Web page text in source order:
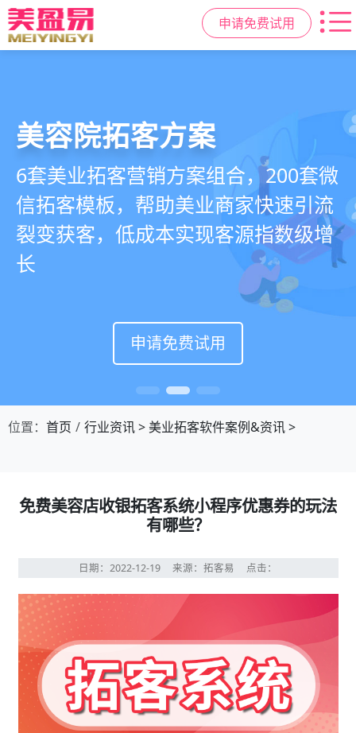
申请免费试用
美业拓客，就用 美盈易
美业全域引流获客+私域运营增长方
案，一站式解决美业门店拓、留、
锁、升难题
申请免费试用
美容院拓客方案
6套美业拓客营销方案组合，200套微
信拓客模板，帮助美业商家快速引流
裂变获客，低成本实现客源指数级增
长
申请免费试用
美业私域运营scrm
从拉新、转化、复购到裂变转介绍面
面俱到，赋能美容顾问销售，实现客
户、业绩
持续增长
申请免费试用
位置： 首页 行业资讯>美业拓客软件案例&资讯>
免费美容店收银拓客系统小程序优惠券的玩法
有哪些？
日期：2022-12-19 来源：拓客易 点击：